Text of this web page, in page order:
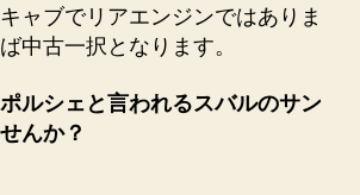
ャブでリアエンジンではありま
中古一択となります。
ルシェと言われるスバルのサン
んか？